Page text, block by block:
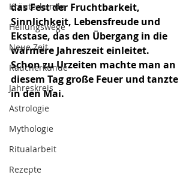
Kräuterkunde
Heilungswege
Neue Zeit
Räucherkunde
Jahreskreis
Astrologie
Mythologie
Ritualarbeit
Rezepte
das Fest der Fruchtbarkeit,
Sinnlichkeit, Lebensfreude und
Ekstase, das den Übergang in die
wärmere Jahreszeit einleitet.
Schon zu Urzeiten machte man an
diesem Tag große Feuer und tanzte
in den Mai.